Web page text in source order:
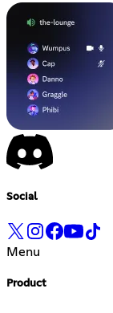
Social
Menu
Product